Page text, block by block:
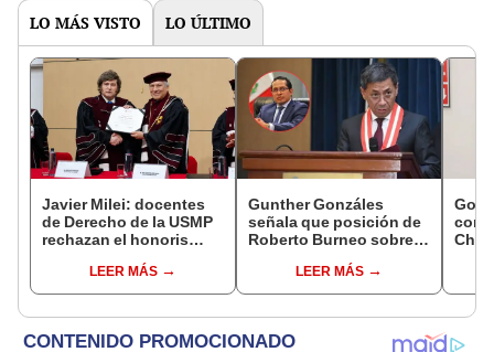
LO MÁS VISTO LO ÚLTIMO
Javier Milei: docentes
de Derecho de la USMP
rechazan el honoris
presidente de Argentina
LEER MÁS
Gunther Gonzáles
señala que posición de
Roberto Burneo sobre
Aliaga no representan al
JNE
LEER MÁS